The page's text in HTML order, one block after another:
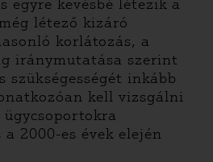
egyre kevésbé létezik a
létező kizáró
korlátozás, a
iránymutatása szerint
szükségességét inkább
kell vizsgálni
2000-es évek elején